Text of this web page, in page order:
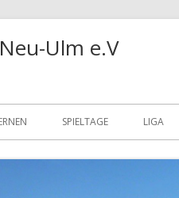
Ulm e.V
SPIELTAGE LIGA